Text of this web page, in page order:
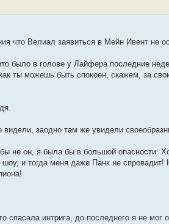
что Велиал заявиться в Мейн Ивент не
было в голове у Лайфера последние
ты можешь быть спокоен, скажем, за
заодно там же увидели
он, я была бы в большой опасности.
и тогда меня даже Панк не
спасала интрига, до последнего я не мог